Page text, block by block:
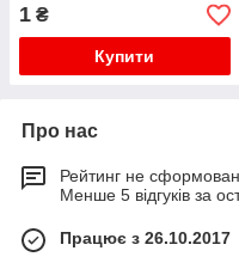
1 ₴
Купити
Про нас
Рейтинг не
Менше 5 відгуків за
Працює з 26.10.2017